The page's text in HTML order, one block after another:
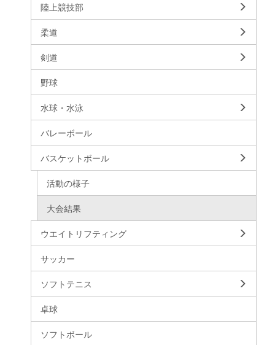
陸上競技部
柔道
剣道
野球
水球・水泳
バレーボール
バスケットボール
活動の様子
大会結果
ウエイトリフティング
サッカー
ソフトテニス
卓球
ソフトボール